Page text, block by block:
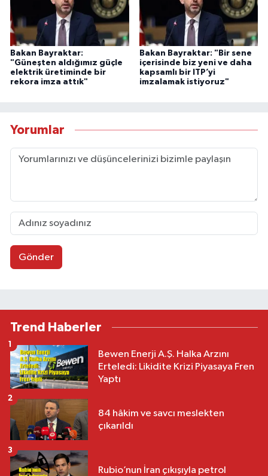
Bakan Bayraktar:
"Güneşten aldığımız güçle
elektrik üretiminde bir
rekora imza attık"
Bakan Bayraktar: "Bir sene
içerisinde biz yeni ve daha
kapsamlı bir ITP’yi
imzalamak istiyoruz"
Yorumlar
Gönder
Trend Haberler
Bewen Enerji A.Ş. Halka Arzını
Erteledi: Likidite Krizi Piyasaya Fren
Yaptı
1
84 hâkim ve savcı meslekten
çıkarıldı
2
Rubio’nun İran çıkışıyla petrol
3